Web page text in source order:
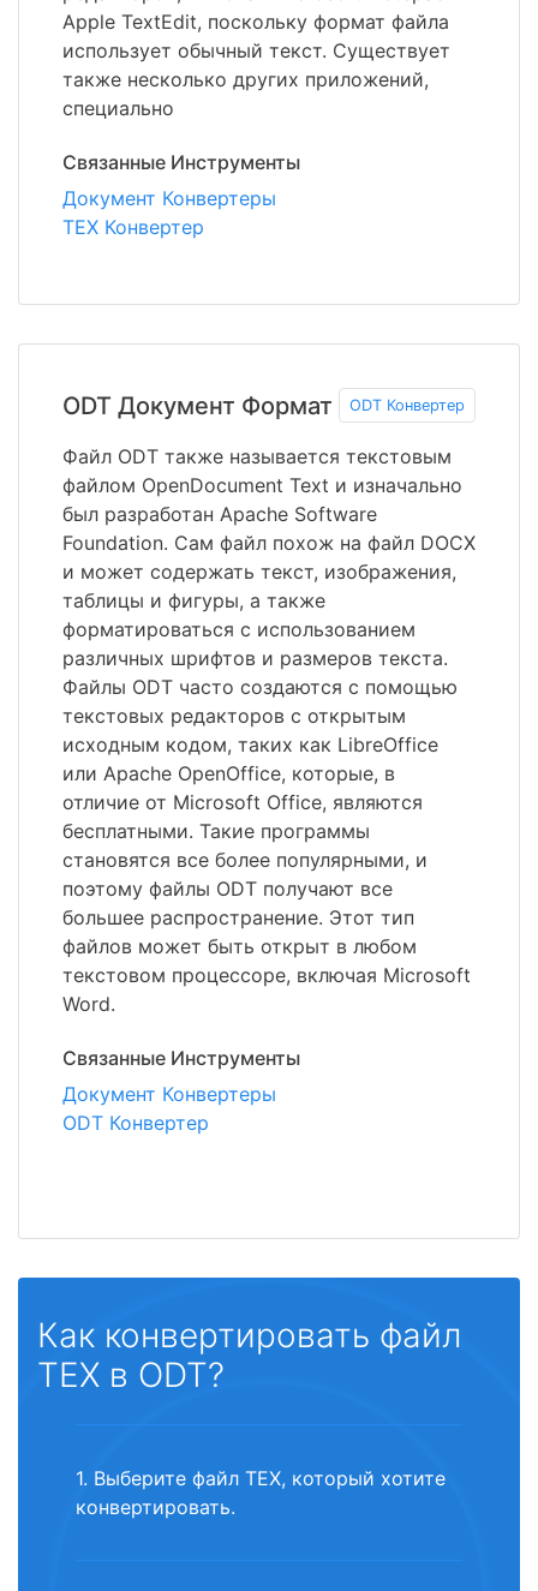
Apple TextEdit, поскольку формат файла
использует обычный текст. Существует
также несколько других приложений,
специально
Связанные Инструменты
Документ Конвертеры
TEX Конвертер
ODT Документ Формат ODT Конвертер
Файл ODT также называется текстовым
файлом OpenDocument Text и изначально
был разработан Apache Software
Foundation. Сам файл похож на файл DOCX
и может содержать текст, изображения,
таблицы и фигуры, а также
форматироваться с использованием
различных шрифтов и размеров текста.
Файлы ODT часто создаются с помощью
текстовых редакторов с открытым
исходным кодом, таких как LibreOffice
или Apache OpenOffice, которые, в
отличие от Microsoft Office, являются
бесплатными. Такие программы
становятся все более популярными, и
поэтому файлы ODT получают все
большее распространение. Этот тип
файлов может быть открыт в любом
текстовом процессоре, включая Microsoft
Word.
Связанные Инструменты
Документ Конвертеры
ODT Конвертер
Как конвертировать файл
TEX в ODT?
1. Выберите файл TEX, который хотите
конвертировать.